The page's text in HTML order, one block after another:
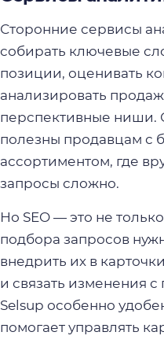
Сторонние сервисы
собирать ключевые
позиции, оценивать
анализировать
перспективные ниши.
полезны продавцам с
ассортиментом, где
запросы сложно.
Но SEO — это не
подбора запросов
внедрить их в
и связать изменения
Selsup особенно
помогает управлять